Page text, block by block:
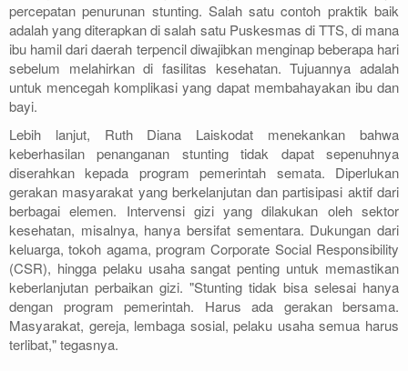
percepatan penurunan stunting. Salah satu contoh praktik baik
adalah yang diterapkan di salah satu Puskesmas di TTS, di mana
ibu hamil dari daerah terpencil diwajibkan menginap beberapa hari
sebelum melahirkan di fasilitas kesehatan. Tujuannya adalah
untuk mencegah komplikasi yang dapat membahayakan ibu dan
bayi.
Lebih lanjut, Ruth Diana Laiskodat menekankan bahwa
keberhasilan penanganan stunting tidak dapat sepenuhnya
diserahkan kepada program pemerintah semata. Diperlukan
gerakan masyarakat yang berkelanjutan dan partisipasi aktif dari
berbagai elemen. Intervensi gizi yang dilakukan oleh sektor
kesehatan, misalnya, hanya bersifat sementara. Dukungan dari
keluarga, tokoh agama, program Corporate Social Responsibility
(CSR), hingga pelaku usaha sangat penting untuk memastikan
keberlanjutan perbaikan gizi. "Stunting tidak bisa selesai hanya
dengan program pemerintah. Harus ada gerakan bersama.
Masyarakat, gereja, lembaga sosial, pelaku usaha semua harus
terlibat," tegasnya.